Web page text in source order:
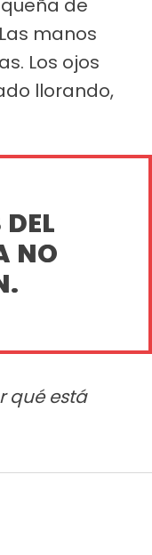
de
manos
Los ojos
llorando,
DEL
NO
qué está